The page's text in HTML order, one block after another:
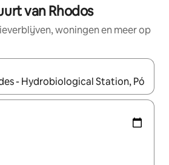
van Rhodos
woningen en meer op
beschikbaar zijn, maak je een keuze